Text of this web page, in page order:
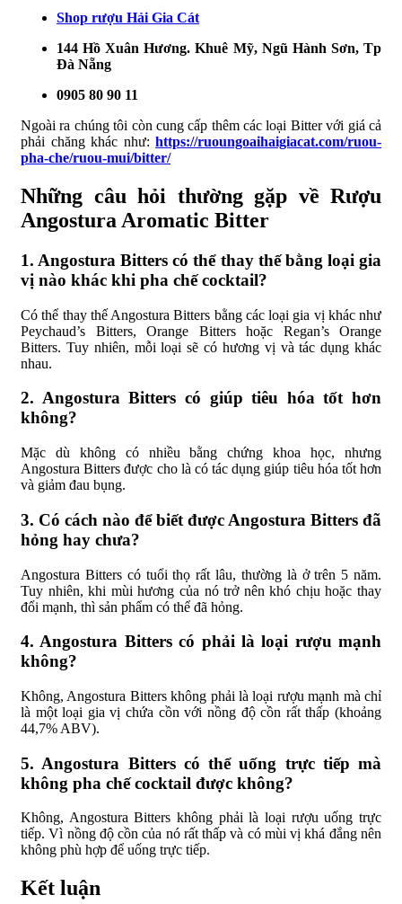
Shop rượu Hải Gia Cát
144 Hồ Xuân Hương. Khuê Mỹ, Ngũ Hành Sơn, Tp
Đà Nẵng
0905 80 90 11
Ngoài ra chúng tôi còn cung cấp thêm các loại Bitter với giá cả
phải chăng khác như: https://ruoungoaihaigiacat.com/ruou-
pha-che/ruou-mui/bitter/
Những câu hỏi thường gặp về Rượu
Angostura Aromatic Bitter
1. Angostura Bitters có thể thay thế bằng loại gia
vị nào khác khi pha chế cocktail?
Có thể thay thế Angostura Bitters bằng các loại gia vị khác như
Peychaud’s Bitters, Orange Bitters hoặc Regan’s Orange
Bitters. Tuy nhiên, mỗi loại sẽ có hương vị và tác dụng khác
nhau.
2. Angostura Bitters có giúp tiêu hóa tốt hơn
không?
Mặc dù không có nhiều bằng chứng khoa học, nhưng
Angostura Bitters được cho là có tác dụng giúp tiêu hóa tốt hơn
và giảm đau bụng.
3. Có cách nào để biết được Angostura Bitters đã
hỏng hay chưa?
Angostura Bitters có tuổi thọ rất lâu, thường là ở trên 5 năm.
Tuy nhiên, khi mùi hương của nó trở nên khó chịu hoặc thay
đổi mạnh, thì sản phẩm có thể đã hỏng.
4. Angostura Bitters có phải là loại rượu mạnh
không?
Không, Angostura Bitters không phải là loại rượu mạnh mà chỉ
là một loại gia vị chứa cồn với nồng độ cồn rất thấp (khoảng
44,7% ABV).
5. Angostura Bitters có thể uống trực tiếp mà
không pha chế cocktail được không?
Không, Angostura Bitters không phải là loại rượu uống trực
tiếp. Vì nồng độ cồn của nó rất thấp và có mùi vị khá đắng nên
không phù hợp để uống trực tiếp.
Kết luận